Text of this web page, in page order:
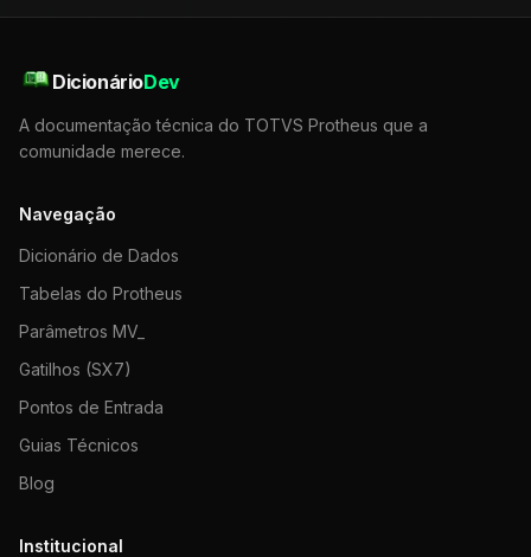
DicionárioDev
A documentação técnica do TOTVS Protheus que a
comunidade merece.
Navegação
Dicionário de Dados
Tabelas do Protheus
Parâmetros MV_
Gatilhos (SX7)
Pontos de Entrada
Guias Técnicos
Blog
Institucional